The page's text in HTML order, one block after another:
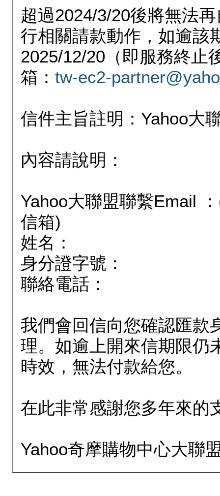
超過2024/3/20後將無法
行相關請款動作，如逾該
2025/12/20（即服務終止
箱： tw-ec2-
信件主旨註明：Yahoo大
內容請說明：
Yahoo大聯盟聯繫Email
信箱)
姓名：
身分證字號：
聯絡電話：
我們會回信向您確認匯款
理。如逾上開來信期限仍
時效，無法付款給您。
在此非常感謝您多年來的
Yahoo奇摩購物中心大